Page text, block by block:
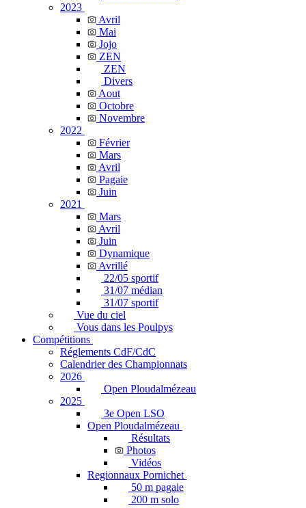
2023
Avril
Mai
Jojo
ZEN
ZEN
Divers
Aout
Octobre
Novembre
2022
Février
Mars
Avril
Pagaie
Juin
2021
Mars
Avril
Juin
Dynamique
Avrillé
22/05 sportif
31/07 médian
31/07 sportif
Vue du ciel
Vous dans les Poulpys
Compétitions
Réglements CdF/CdC
Calendrier des Championnats
2026
Open Ploudalmézeau
2025
3e Open LSO
Open Ploudalmézeau
Résultats
Photos
Vidéos
Regionnaux Pornichet
50 m pagaie
200 m solo